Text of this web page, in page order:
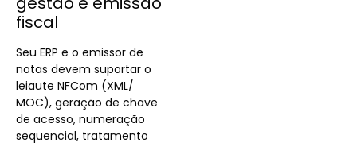
fiscal
Seu ERP e o emissor de
notas devem suportar o
leiaute NFCom (XML/
MOC), geração de chave
de acesso, numeração
sequencial, tratamento